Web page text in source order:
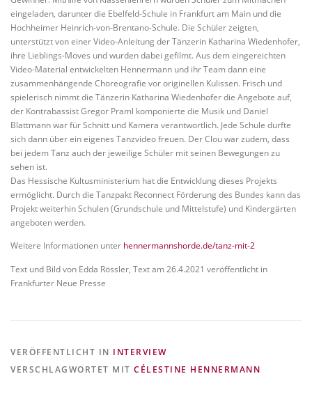
eingeladen, darunter die Ebelfeld-Schule in Frankfurt am Main und die
Hochheimer Heinrich-von-Brentano-Schule. Die Schüler zeigten,
unterstützt von einer Video-Anleitung der Tänzerin Katharina Wiedenhofer,
ihre Lieblings-Moves und wurden dabei gefilmt. Aus dem eingereichten
Video-Material entwickelten Hennermann und ihr Team dann eine
zusammenhängende Choreografie vor originellen Kulissen. Frisch und
spielerisch nimmt die Tänzerin Katharina Wiedenhofer die Angebote auf,
der Kontrabassist Gregor Praml komponierte die Musik und Daniel
Blattmann war für Schnitt und Kamera verantwortlich. Jede Schule durfte
sich dann über ein eigenes Tanzvideo freuen. Der Clou war zudem, dass
bei jedem Tanz auch der jeweilige Schüler mit seinen Bewegungen zu
sehen ist.
Das Hessische Kultusministerium hat die Entwicklung dieses Projekts
ermöglicht. Durch die Tanzpakt Reconnect Förderung des Bundes kann das
Projekt weiterhin Schulen (Grundschule und Mittelstufe) und Kindergärten
angeboten werden.
Weitere Informationen unter hennermannshorde.de/tanz-mit-2
Text und Bild von Edda Rössler, Text am 26.4.2021 veröffentlicht in
Frankfurter Neue Presse
VERÖFFENTLICHT IN INTERVIEW
VERSCHLAGWORTET MIT CÉLESTINE HENNERMANN